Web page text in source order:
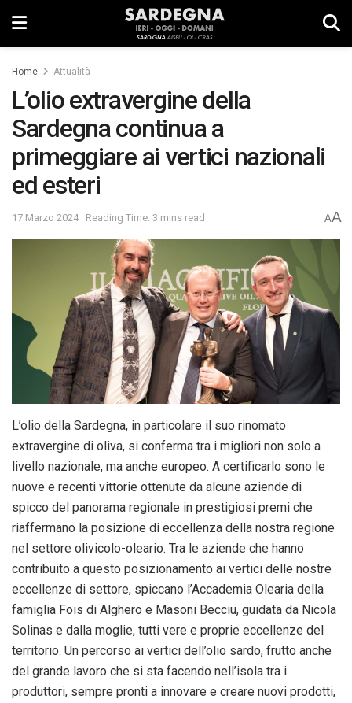
Home Attualità
L’olio extravergine della
Sardegna continua a
primeggiare ai vertici nazionali
ed esteri
17 Marzo 2024 Reading Time: 3 mins read AA
L’olio della Sardegna, in particolare il suo rinomato
extravergine di oliva, si conferma tra i migliori non solo a
livello nazionale, ma anche europeo. A certificarlo sono le
nuove e recenti vittorie ottenute da alcune aziende di
spicco del panorama regionale in prestigiosi premi che
riaffermano la posizione di eccellenza della nostra regione
nel settore olivicolo-oleario. Tra le aziende che hanno
contribuito a questo posizionamento ai vertici delle nostre
eccellenze di settore, spiccano l’Accademia Olearia della
famiglia Fois di Alghero e Masoni Becciu, guidata da Nicola
Solinas e dalla moglie, tutti vere e proprie eccellenze del
territorio. Un percorso ai vertici dell’olio sardo, frutto anche
del grande lavoro che si sta facendo nell’isola tra i
produttori, sempre pronti a innovare e creare nuovi prodotti,